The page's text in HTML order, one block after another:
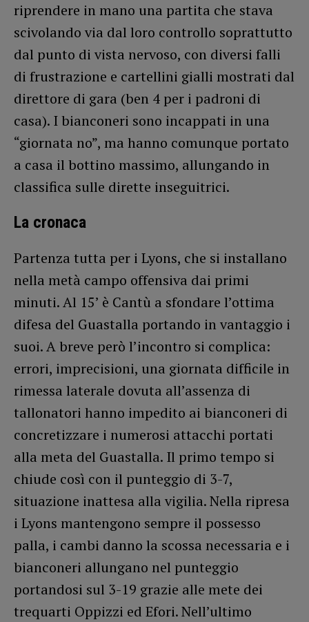
riprendere in mano una partita che stava
scivolando via dal loro controllo soprattutto
dal punto di vista nervoso, con diversi falli
di frustrazione e cartellini gialli mostrati dal
direttore di gara (ben 4 per i padroni di
casa). I bianconeri sono incappati in una
“giornata no”, ma hanno comunque portato
a casa il bottino massimo, allungando in
classifica sulle dirette inseguitrici.
La cronaca
Partenza tutta per i Lyons, che si installano
nella metà campo offensiva dai primi
minuti. Al 15’ è Cantù a sfondare l’ottima
difesa del Guastalla portando in vantaggio i
suoi. A breve però l’incontro si complica:
errori, imprecisioni, una giornata difficile in
rimessa laterale dovuta all’assenza di
tallonatori hanno impedito ai bianconeri di
concretizzare i numerosi attacchi portati
alla meta del Guastalla. Il primo tempo si
chiude così con il punteggio di 3-7,
situazione inattesa alla vigilia. Nella ripresa
i Lyons mantengono sempre il possesso
palla, i cambi danno la scossa necessaria e i
bianconeri allungano nel punteggio
portandosi sul 3-19 grazie alle mete dei
trequarti Oppizzi ed Efori. Nell’ultimo